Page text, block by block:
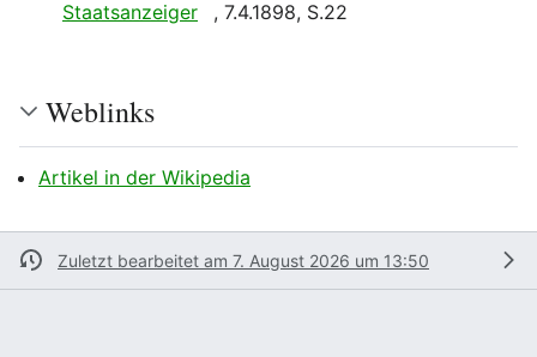
Staatsanzeiger
, 7.4.1898, S.22
Weblinks
Artikel in der Wikipedia
Zuletzt bearbeitet am 7. August 2026 um 13:50